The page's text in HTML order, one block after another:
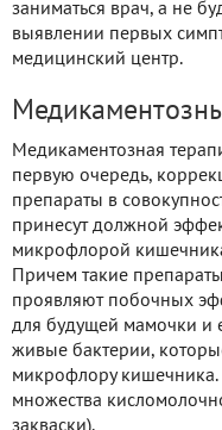
заниматься врач, а не
выявлении первых
медицинский центр.
Медикаментозная
первую очередь,
препараты в
принесут должной
микрофлорой
Причем такие
проявляют побочных
для будущей мамочки и
живые бактерии,
микрофлору кишечника.
множества